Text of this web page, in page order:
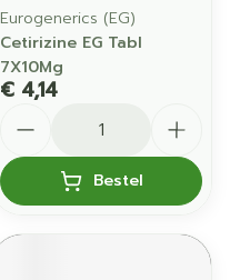
Eurogenerics (EG)
Cetirizine EG Tabl
7X10Mg
€ 4,14
Bestel